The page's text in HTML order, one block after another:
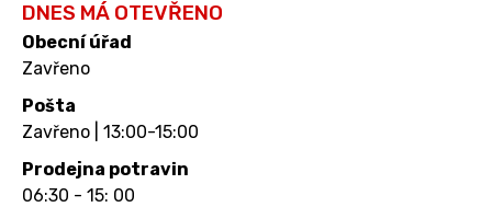
DNES MÁ OTEVŘENO
Obecní úřad
Zavřeno
Pošta
Zavřeno | 13:00-15:00
Prodejna potravin
06:30 - 15: 00